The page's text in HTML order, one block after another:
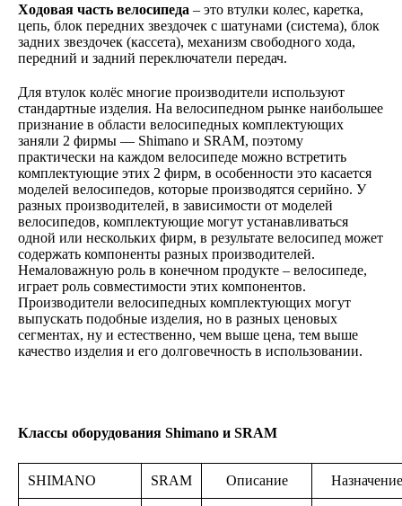
Ходовая часть велосипеда – это втулки колес, каретка,
цепь, блок передних звездочек с шатунами (система), блок
задних звездочек (кассета), механизм свободного хода,
передний и задний переключатели передач.
Для втулок колёс многие производители используют
стандартные изделия. На велосипедном рынке наибольшее
признание в области велосипедных комплектующих
заняли 2 фирмы — Shimano и SRAM, поэтому
практически на каждом велосипеде можно встретить
комплектующие этих 2 фирм, в особенности это касается
моделей велосипедов, которые производятся серийно. У
разных производителей, в зависимости от моделей
велосипедов, комплектующие могут устанавливаться
одной или нескольких фирм, в результате велосипед может
содержать компоненты разных производителей.
Немаловажную роль в конечном продукте – велосипеде,
играет роль совместимости этих компонентов.
Производители велосипедных комплектующих могут
выпускать подобные изделия, но в разных ценовых
сегментах, ну и естественно, чем выше цена, тем выше
качество изделия и его долговечность в использовании.
Классы оборудования Shimano и SRAM
SHIMANO SRAM Описание Назначение